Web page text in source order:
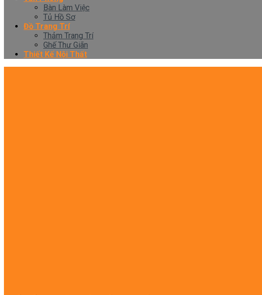
Bàn Làm Việc
Tủ Hồ Sơ
Đồ Trang Trí
Thảm Trang Trí
Ghế Thư Giãn
Thiết Kế Nội Thất